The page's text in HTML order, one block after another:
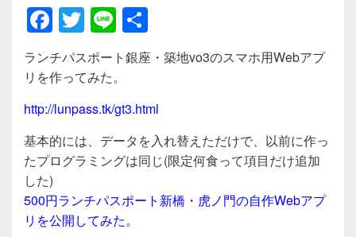
F
a
c
e
b
o
o
k
T
wi
tt
er
Li
n
e
有
ランチパスポート銀座・築地vo3のスマホ用Webアプ
リを作ってみた。
http://lunpass.tk/gt3.html
基本的には、データを入れ替えただけで、以前に作っ
たプログラミングは同じ(限定何食って項目だけ追加
した)
500円ランチパスポート新橋・虎ノ門の自作Webアプ
リを公開してみた。